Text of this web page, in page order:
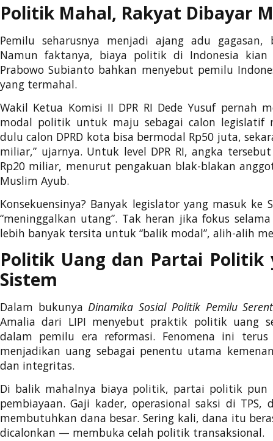
Politik Mahal, Rakyat Dibayar
Pemilu seharusnya menjadi ajang adu gagasan,
Namun faktanya, biaya politik di Indonesia kian
Prabowo Subianto bahkan menyebut pemilu
yang termahal.
Wakil Ketua Komisi II DPR RI Dede Yusuf pernah
modal politik untuk maju sebagai calon legislatif
dulu calon DPRD kota bisa bermodal Rp50 juta,
miliar,” ujarnya. Untuk level DPR RI, angka
Rp20 miliar, menurut pengakuan blak-blakan
Muslim Ayub.
Konsekuensinya? Banyak legislator yang masuk ke
“meninggalkan utang”. Tak heran jika fokus
lebih banyak tersita untuk “balik modal”, alih-alih
Politik Uang dan Partai Politik
Sistem
Dalam bukunyaDinamika Sosial Politik Pemilu
Amalia dari LIPI menyebut praktik politik uang
dalam pemilu era reformasi. Fenomena ini terus
menjadikan uang sebagai penentu utama
dan integritas.
Di balik mahalnya biaya politik, partai politik pun
pembiayaan. Gaji kader, operasional saksi di TPS,
membutuhkan dana besar. Sering kali, dana itu
dicalonkan — membuka celah politik transaksional.